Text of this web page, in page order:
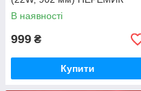
РЕЖИМІВ (4 кольори)
В наявності
999 ₴
Купити